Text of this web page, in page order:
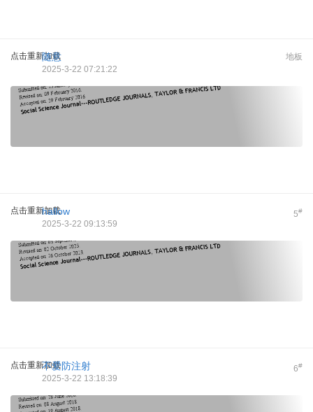
点击重新加载 地板
随意
2025-3-22 07:21:22
点击重新加载 5#
hallow
2025-3-22 09:13:59
点击重新加载 6#
不爱防注射
2025-3-22 13:18:39